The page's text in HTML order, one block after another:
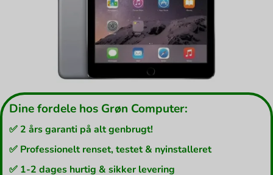
Dine fordele hos Grøn Computer:
✅ 2 års garanti på alt genbrugt!
✅ Professionelt renset, testet & nyinstalleret
✅ 1-2 dages hurtig & sikker levering